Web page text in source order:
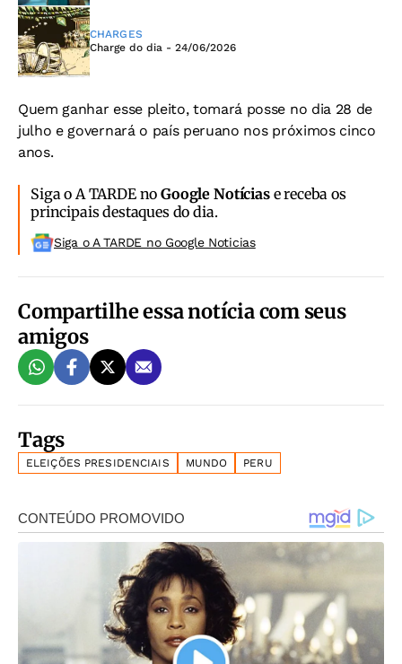
CHARGES
Charge do dia - 24/06/2026
Quem ganhar esse pleito, tomará posse no dia 28 de
julho e governará o país peruano nos próximos cinco
anos.
Siga o A TARDE noGoogle Notíciase receba os
principais destaques do dia.
Siga o A TARDE no Google Noticias
Compartilhe essa notícia com seus
amigos
Tags
ELEIÇÕES PRESIDENCIAIS MUNDO PERU